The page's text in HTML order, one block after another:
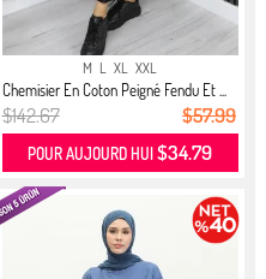
M L XL XXL
Chemisier En Coton Peigné Fendu Et ...
$142.67 $57.99
POUR AUJOURD HUI$34.79